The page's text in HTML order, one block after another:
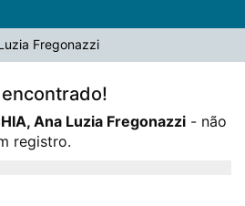
Fregonazzi
Ana Luzia Fregonazzi - não
registro.